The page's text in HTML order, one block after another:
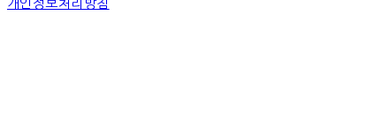
개인정보처리방침